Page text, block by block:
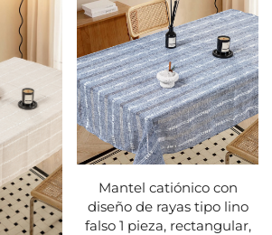
Mantel catiónico con
diseño de rayas tipo lino
falso 1 pieza, rectangular,